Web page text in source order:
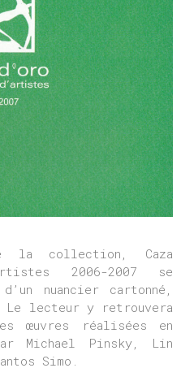
la collection, Caza
2006-2007 se
nuancier cartonné,
lecteur y retrouvera
œuvres réalisées en
Michael Pinsky, Lin
Simo.